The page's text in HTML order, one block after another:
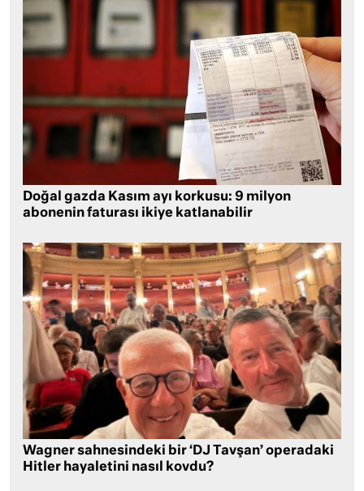
Doğal gazda Kasım ayı korkusu: 9 milyon
abonenin faturası ikiye katlanabilir
Wagner sahnesindeki bir ‘DJ Tavşan’ operadaki
Hitler hayaletini nasıl kovdu?